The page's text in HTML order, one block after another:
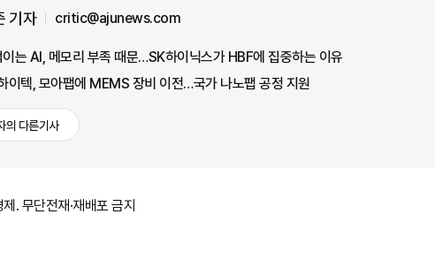
기자 critic@ajunews.com
이는 AI, 메모리 부족 때문…SK하이닉스가 HBF에 집중하는 이유
이텍, 모아팹에 MEMS 장비 이전…국가 나노팹 공정 지원
의 다른기사
. 무단전재·재배포 금지